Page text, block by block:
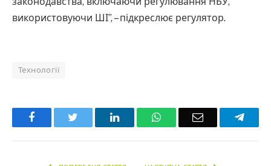
використовуючи ШІ”, – підкреслює регулятор.
Технології
Facebook LinkedInWhatsAppEmail